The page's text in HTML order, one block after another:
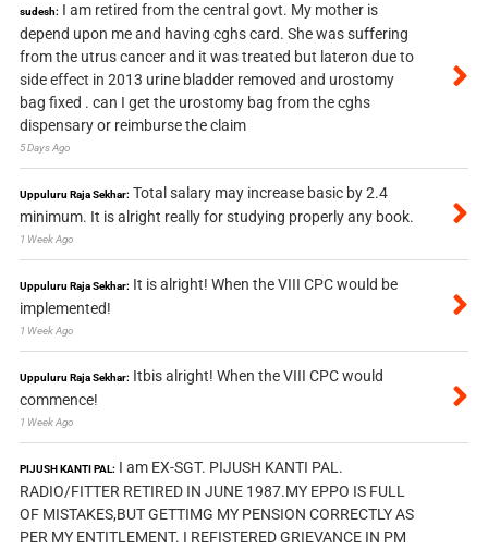
sudesh: I am retired from the central govt. My mother is
depend upon me and having cghs card. She was suffering
from the utrus cancer and it was treated but lateron due to
side effect in 2013 urine bladder removed and urostomy
bag fixed . can I get the urostomy bag from the cghs
dispensary or reimburse the claim
5 Days Ago
Uppuluru Raja Sekhar: Total salary may increase basic by 2.4
minimum. It is alright really for studying properly any book.
1 Week Ago
Uppuluru Raja Sekhar: It is alright! When the VIII CPC would be
implemented!
1 Week Ago
Uppuluru Raja Sekhar: Itbis alright! When the VIII CPC would
commence!
1 Week Ago
PIJUSH KANTI PAL: I am EX-SGT. PIJUSH KANTI PAL.
RADIO/FITTER RETIRED IN JUNE 1987.MY EPPO IS FULL
OF MISTAKES,BUT GETTIMG MY PENSION CORRECTLY AS
PER MY ENTITLEMENT. I REFISTERED GRIEVANCE IN PM